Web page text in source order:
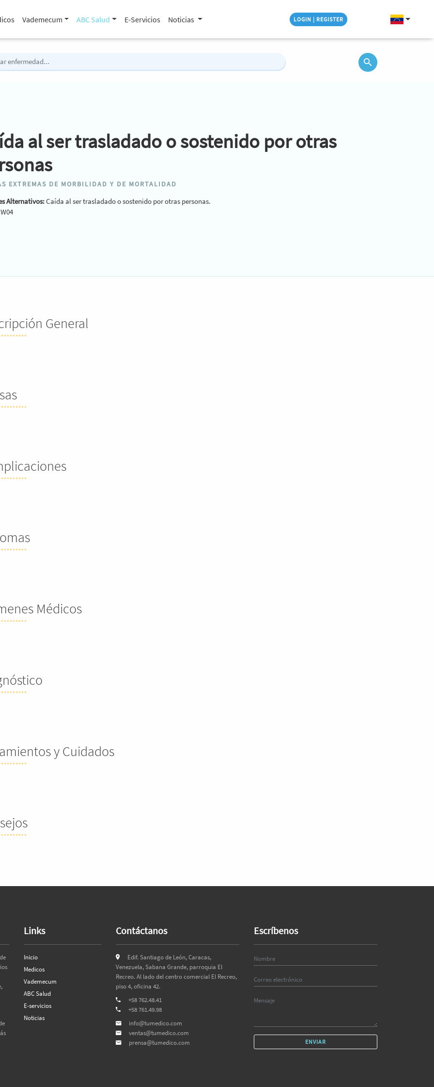
Vademecum ABC Salud E-Servicios Noticias LOGIN | REGISTER
al ser trasladado o sostenido por otras
EXTREMAS DE MORBILIDAD Y DE MORTALIDAD
Alternativos:Caída al ser trasladado o sostenido por otras personas.
W04
General
Médicos
y Cuidados
Links
Inicio
Medicos
Vademecum
ABC Salud
E-servicios
Noticias
Contáctanos
Edif. Santiago de León, Caracas,
Venezuela, Sabana Grande, parroquia El
Recreo. Al lado del centro comercial El Recreo,
piso 4, oficina 42.
+58 762.48.41
+58 761.49.98
info@tumedico.com
ventas@tumedico.com
prensa@tumedico.com
Escríbenos
ENVIAR